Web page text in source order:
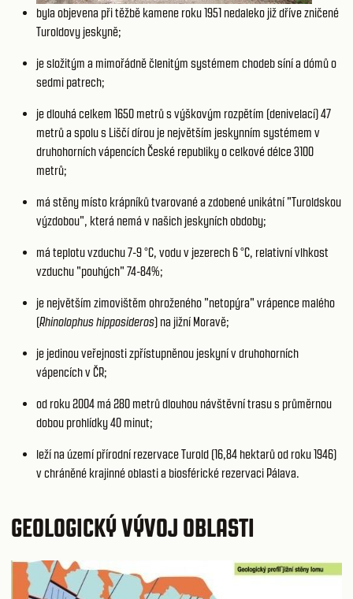
byla objevena při těžbě kamene roku 1951 nedaleko již dříve zničené
Turoldovy jeskyně;
je složitým a mimořádně členitým systémem chodeb síní a dómů o
sedmi patrech;
je dlouhá celkem 1650 metrů s výškovým rozpětím (denivelací) 47
metrů a spolu s Liščí dírou je největším jeskynním systémem v
druhohorních vápencích České republiky o celkové délce 3100
metrů;
má stěny místo krápníků tvarované a zdobené unikátní "Turoldskou
výzdobou", která nemá v našich jeskyních obdoby;
má teplotu vzduchu 7-9 °C, vodu v jezerech 6 °C, relativní vlhkost
vzduchu "pouhých" 74-84%;
je největším zimovištěm ohroženého "netopýra" vrápence malého
(Rhinolophus hipposideros) na jižní Moravě;
je jedinou veřejnosti zpřístupněnou jeskyní v druhohorních
vápencích v ČR;
od roku 2004 má 280 metrů dlouhou návštěvní trasu s průměrnou
dobou prohlídky 40 minut;
leží na území přírodní rezervace Turold (16,84 hektarů od roku 1946)
v chráněné krajinné oblasti a biosférické rezervaci Pálava.
GEOLOGICKÝ VÝVOJ OBLASTI